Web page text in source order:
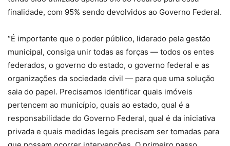
finalidade, com 95% sendo devolvidos ao Governo Federal.
“É importante que o poder público, liderado pela gestão
municipal, consiga unir todas as forças — todos os entes
federados, o governo do estado, o governo federal e as
organizações da sociedade civil — para que uma solução
saia do papel. Precisamos identificar quais imóveis
pertencem ao município, quais ao estado, qual é a
responsabilidade do Governo Federal, qual é da iniciativa
privada e quais medidas legais precisam ser tomadas para